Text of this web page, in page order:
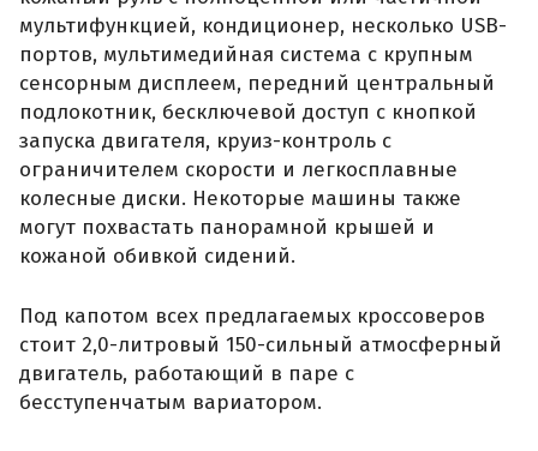
мультифункцией, кондиционер, несколько USB-
портов, мультимедийная система с крупным
сенсорным дисплеем, передний центральный
подлокотник, бесключевой доступ с кнопкой
запуска двигателя, круиз-контроль с
ограничителем скорости и легкосплавные
колесные диски. Некоторые машины также
могут похвастать панорамной крышей и
кожаной обивкой сидений.
Под капотом всех предлагаемых кроссоверов
стоит 2,0-литровый 150-сильный атмосферный
двигатель, работающий в паре с
бесступенчатым вариатором.